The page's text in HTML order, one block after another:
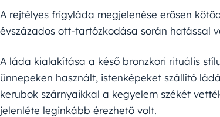
A rejtélyes frigyláda megjelenése erősen
évszázados ott-tartózkodása során hatással
A láda kialakítása a késő bronzkori rituális
ünnepeken használt, istenképeket szállító
kerubok szárnyaikkal a kegyelem székét
jelenléte leginkább érezhető volt.